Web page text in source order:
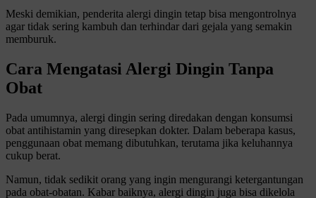
Meski demikian, penderita alergi dingin tetap bisa mengontrolnya
agar tidak sering kambuh dan terhindar dari gejala yang semakin
memburuk.
Cara Mengatasi Alergi Dingin Tanpa
Obat
Pada umumnya, alergi dingin sering diredakan dengan konsumsi
obat antihistamin yang diresepkan dokter. Dalam beberapa kasus,
penggunaan obat memang dibutuhkan, terutama jika keluhannya
cukup berat.
Namun, tidak sedikit orang yang ingin mengurangi ketergantungan
pada obat-obatan. Kabar baiknya, alergi dingin juga bisa dikelola